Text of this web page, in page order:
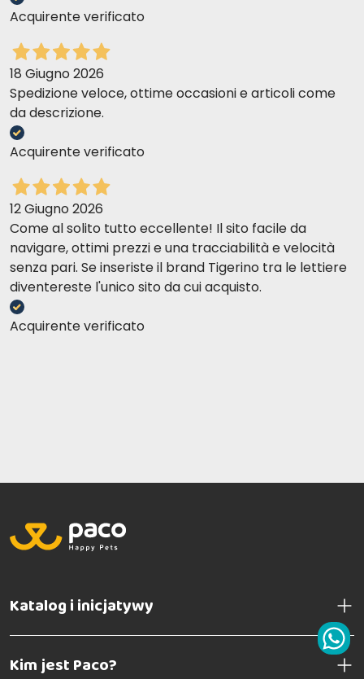
Acquirente verificato
18 Giugno 2026
Spedizione veloce, ottime occasioni e articoli come
da descrizione.
Acquirente verificato
12 Giugno 2026
Come al solito tutto eccellente! Il sito facile da
navigare, ottimi prezzi e una tracciabilità e velocità
senza pari. Se inseriste il brand Tigerino tra le lettiere
diventereste l'unico sito da cui acquisto.
Acquirente verificato
Katalog i inicjatywy
Kim jest Paco?